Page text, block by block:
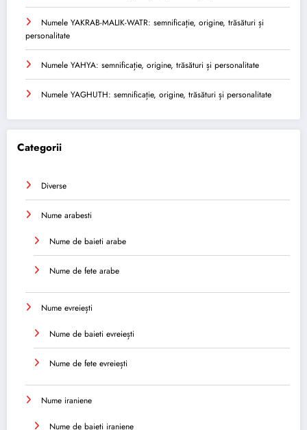
Numele YAKRAB-MALIK-WATR: semnificație, origine, trăsături și
personalitate
Numele YAHYA: semnificație, origine, trăsături și personalitate
Numele YAGHUTH: semnificație, origine, trăsături și personalitate
Categorii
Diverse
Nume arabesti
Nume de baieti arabe
Nume de fete arabe
Nume evreiești
Nume de baieti evreiești
Nume de fete evreiești
Nume iraniene
Nume de baieti iraniene